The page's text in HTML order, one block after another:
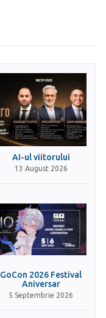
AI-ul viitorului
13 August 2026
GoCon 2026 Festival
Aniversar
5 Septembrie 2026